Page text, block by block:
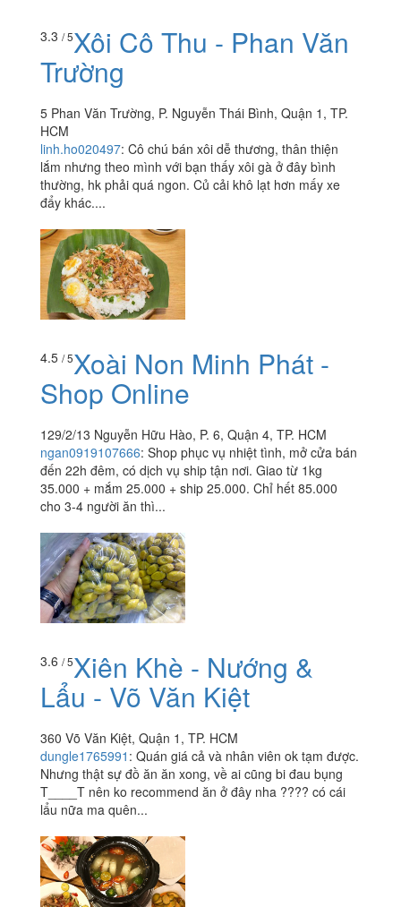
3.3 / 5Xôi Cô Thu - Phan Văn
Trường
5 Phan Văn Trường, P. Nguyễn Thái Bình, Quận 1, TP.
HCM
linh.ho020497: Cô chú bán xôi dễ thương, thân thiện
lắm nhưng theo mình với bạn thấy xôi gà ở đây bình
thường, hk phải quá ngon. Củ cải khô lạt hơn mấy xe
đẩy khác....
4.5 / 5Xoài Non Minh Phát -
Shop Online
129/2/13 Nguyễn Hữu Hào, P. 6, Quận 4, TP. HCM
ngan0919107666: Shop phục vụ nhiệt tình, mở cửa bán
đến 22h đêm, có dịch vụ ship tận nơi. Giao từ 1kg
35.000 + mắm 25.000 + ship 25.000. Chỉ hết 85.000
cho 3-4 người ăn thì...
3.6 / 5Xiên Khè - Nướng &
Lẩu - Võ Văn Kiệt
360 Võ Văn Kiệt, Quận 1, TP. HCM
dungle1765991 : Quán giá cả và nhân viên ok tạm được.
Nhưng thật sự đồ ăn ăn xong, về ai cũng bi đau bụng
T____T nên ko recommend ăn ở đây nha ???? có cái
lẩu nữa ma quên...